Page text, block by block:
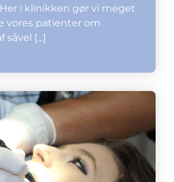
i klinikken gør vi meget
vores patienter om
[...]